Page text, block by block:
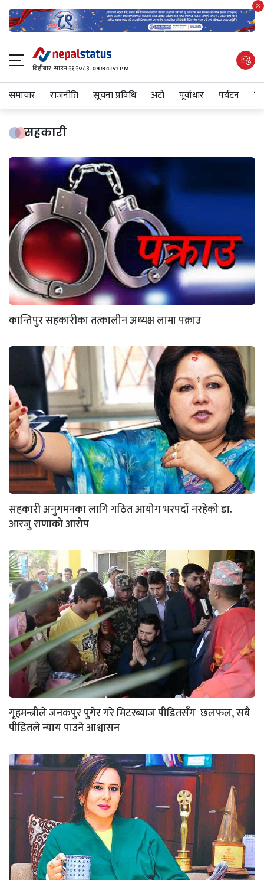
बिहीबार, साउन २१ २०८३ 04:34:52 PM
समाचार राजनीति सूचना प्रविधि अटाे पूर्वाधार पर्यटन
सहकारी
कान्तिपुर सहकारीका तत्कालीन अध्यक्ष लामा पक्राउ
सहकारी अनुगमनका लागि गठित आयोग भरपर्दो नरहेको डा.
आरजु राणाको आरोप
गृहमन्त्रीले जनकपुर पुगेर गरे मिटरब्याज पीडितसँग छलफल, सबै
पीडितले न्याय पाउने आश्वासन